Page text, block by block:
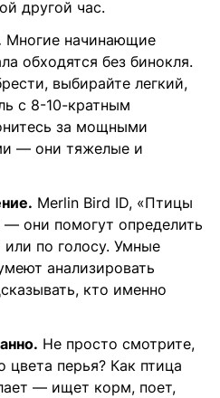
другой час.
Многие начинающие
обходятся без бинокля.
выбирайте легкий,
с 8-10-кратным
за мощными
— они тяжелые и
Merlin Bird ID, «Птицы
они помогут определить
по голосу. Умные
анализировать
кто именно
Не просто смотрите,
цвета перья? Как птица
— ищет корм, поет,